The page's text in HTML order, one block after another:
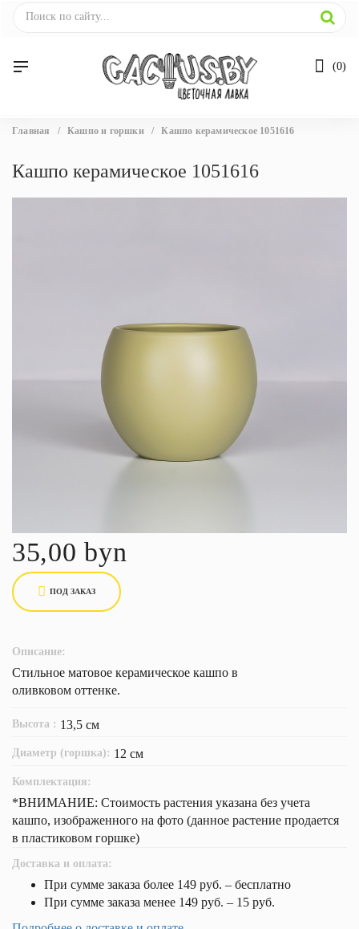
0
Вы
Главная / Кашпо и горшки / Кашпо керамическое 1051616
Кашпо керамическое 1051616
35,00 byn
ПОД ЗАКАЗ
Описание:
Стильное матовое керамическое кашпо в
оливковом оттенке.
Высота : 13,5 см
Диаметр (горшка): 12 см
Комплектация:
*ВНИМАНИЕ: Стоимость растения указана без учета
кашпо, изображенного на фото (данное растение продается
в пластиковом горшке)
Доставка и оплата:
При сумме заказа более 149 руб. – бесплатно
При сумме заказа менее 149 руб. – 15 руб.